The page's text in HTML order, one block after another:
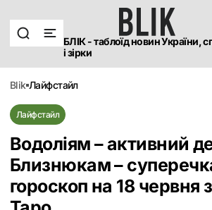
БЛІК - таблоїд новин України,
і зірки
blik лайфстайл
Лайфстайл
Водоліям – активний
Близнюкам –
гороскоп на 18 червня